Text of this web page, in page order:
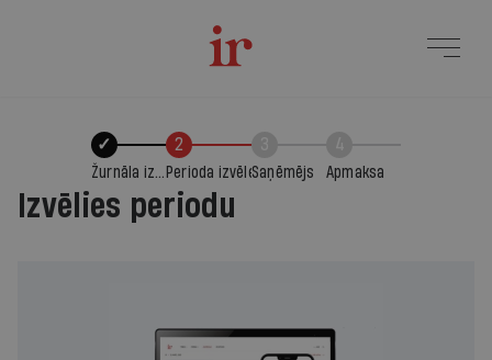
✓
Žurnāla izvēle
2
Perioda izvēleSaņēmējs Apmaksa
Izvēlies periodu